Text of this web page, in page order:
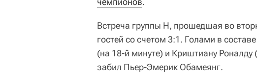
Встреча группы Н, прошедшая во
гостей со счетом 3:1. Голами в
(на 18-й минуте) и Криштиану
забил Пьер-Эмерик Обамеянг.